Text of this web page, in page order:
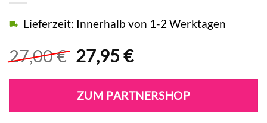
27,00€ Ursprünglicher
war:
27,00 €
27,95 €Aktueller
ist:
27,95 €.
Lieferzeit: Innerhalb von 1-2 Werktagen
ZUM PARTNERSHOP